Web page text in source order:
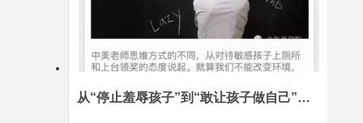
从“停止羞辱孩子”到“敢让孩子做自己”，六步走